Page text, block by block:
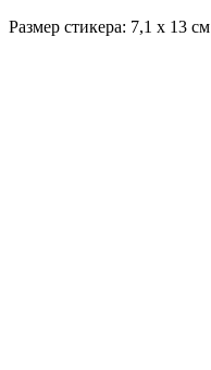
Размер стикера: 7,1 х 13 см